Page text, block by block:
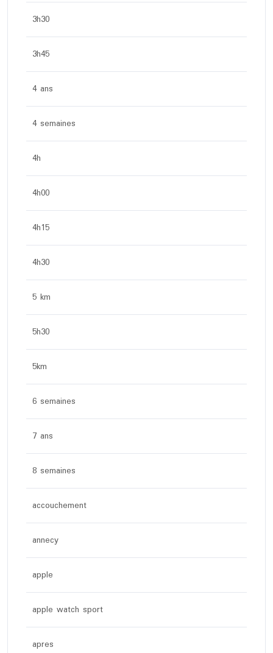
3h30
3h45
4 ans
4 semaines
4h
4h00
4h15
4h30
5 km
5h30
5km
6 semaines
7 ans
8 semaines
accouchement
annecy
apple
apple watch sport
apres